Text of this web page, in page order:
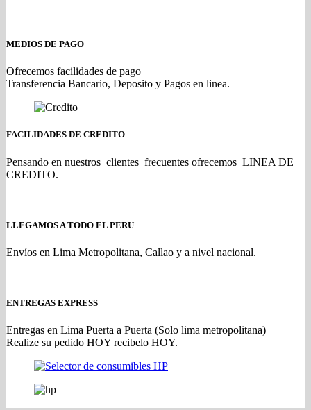
MEDIOS DE PAGO
Ofrecemos facilidades de pago
Transferencia Bancario, Deposito y Pagos en linea.
FACILIDADES DE CREDITO
Pensando en nuestros clientes frecuentes ofrecemos LINEA DE
CREDITO.
LLEGAMOS A TODO EL PERU
Envíos en Lima Metropolitana, Callao y a nivel nacional.
ENTREGAS EXPRESS
Entregas en Lima Puerta a Puerta (Solo lima metropolitana)
Realize su pedido HOY recibelo HOY.